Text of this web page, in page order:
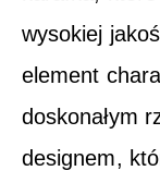
wysokiej
element
doskonałym
designem,